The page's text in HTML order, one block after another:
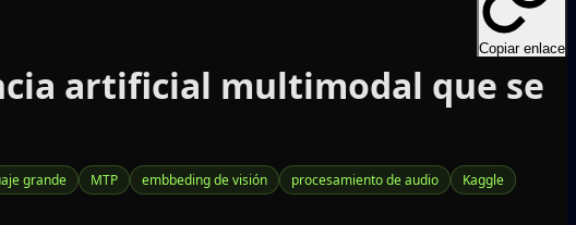
Copiar enlace
artificial multimodal que se
grande MTP embbeding de visión procesamiento de audio
Kaggle